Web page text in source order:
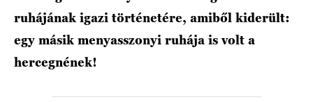
ruhájának igazi történetére, amiből kiderült:
egy másik menyasszonyi ruhája is volt a
hercegnének!